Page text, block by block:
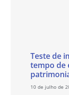
Teste de
tempo de
10 de julho de